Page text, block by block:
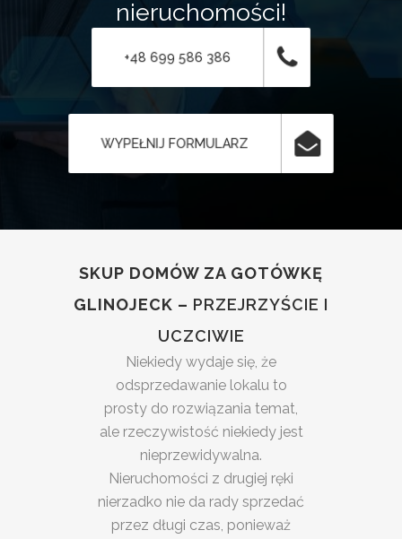
nieruchomości!
+48 699 586 386
WYPEŁNIJ FORMULARZ
SKUP DOMÓW ZA GOTÓWKĘ
GLINOJECK – PRZEJRZYŚCIE I
UCZCIWIE
Niekiedy wydaje się, że
odsprzedawanie lokalu to
prosty do rozwiązania temat,
ale rzeczywistość niekiedy jest
nieprzewidywalna.
Nieruchomości z drugiej ręki
nierzadko nie da rady sprzedać
przez długi czas, ponieważ